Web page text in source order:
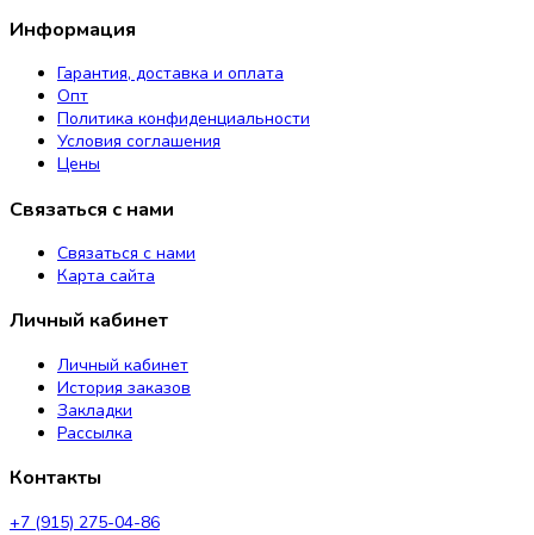
Информация
Гарантия, доставка и оплата
Опт
Политика конфиденциальности
Условия соглашения
Цены
Связаться с нами
Связаться с нами
Карта сайта
Личный кабинет
Личный кабинет
История заказов
Закладки
Рассылка
Контакты
+7 (915) 275-04-86